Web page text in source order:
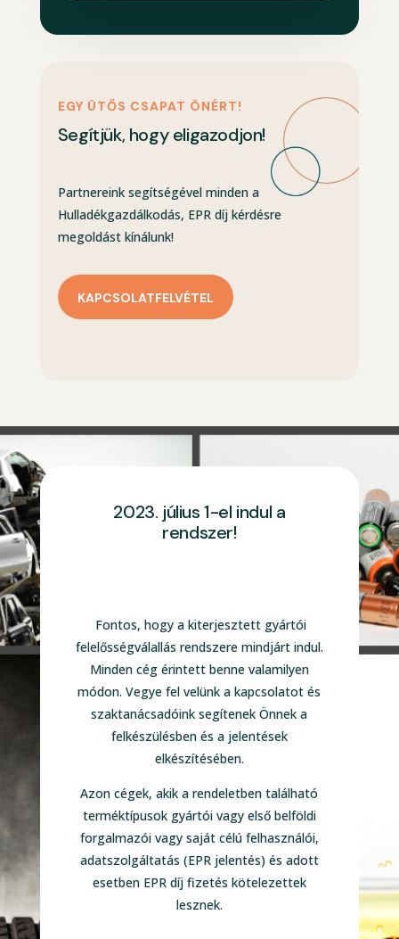
EGY ÜTŐS CSAPAT ÖNÉRT!
Segítjük, hogy eligazodjon!
Partnereink segítségével minden a
Hulladékgazdálkodás, EPR díj kérdésre
megoldást kínálunk!
KAPCSOLATFELVÉTEL
2023. július 1-el indul a
rendszer!
Fontos, hogy a kiterjesztett gyártói
felelősségválallás rendszere mindjárt indul.
Minden cég érintett benne valamilyen
módon. Vegye fel velünk a kapcsolatot és
szaktanácsadóink segítenek Önnek a
felkészülésben és a jelentések
elkészítésében.
Azon cégek, akik a rendeletben található
terméktípusok gyártói vagy első belföldi
forgalmazói vagy saját célú felhasználói,
adatszolgáltatás (EPR jelentés) és adott
esetben EPR díj fizetés kötelezettek
lesznek.